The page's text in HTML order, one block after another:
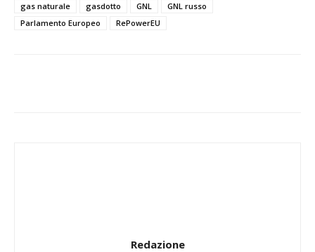
gas naturale
gasdotto GNL
GNL russo
Parlamento Europeo
RePowerEU
Redazione